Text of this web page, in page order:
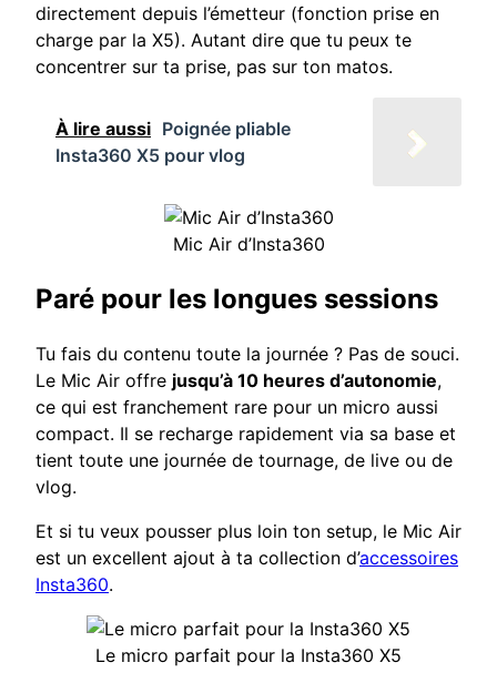
directement depuis l’émetteur (fonction prise en
charge par la X5). Autant dire que tu peux te
concentrer sur ta prise, pas sur ton matos.
À lire aussi Poignée pliable
Insta360 X5 pour vlog
Mic Air d’Insta360
Paré pour les longues sessions
Tu fais du contenu toute la journée ? Pas de souci.
Le Mic Air offre jusqu’à 10 heures d’autonomie,
ce qui est franchement rare pour un micro aussi
compact. Il se recharge rapidement via sa base et
tient toute une journée de tournage, de live ou de
vlog.
Et si tu veux pousser plus loin ton setup, le Mic Air
est un excellent ajout à ta collection d’accessoires
Insta360.
Le micro parfait pour la Insta360 X5